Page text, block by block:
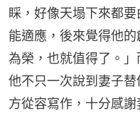
睬，好像天塌下來都
能適應，後來覺得他
為榮，也就值得了。」
他不只一次說到妻子
方從容寫作，十分感謝